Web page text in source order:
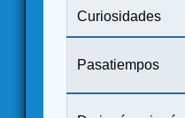
Curiosidades
Pasatiempos